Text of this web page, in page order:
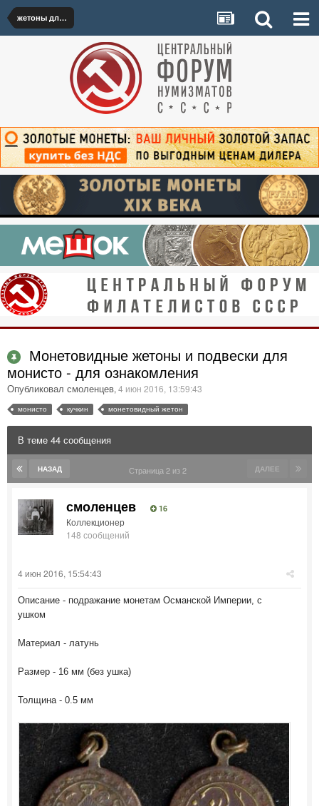
жетоны для украшения
Монетовидные жетоны и подвески для
монисто - для ознакомления
Опубликовал смоленцев, 4 июн 2016, 13:59:43
монисто кучкин монетовидный жетон
В теме 44 сообщения
НАЗАД ДАЛЕЕ
Страница 2 из 2
смоленцев 16
Коллекционер
148 сообщений
4 июн 2016, 15:54:43
Описание - подражание монетам Османской Империи, с
ушком
Материал - латунь
Размер - 16 мм (без ушка)
Толщина - 0.5 мм